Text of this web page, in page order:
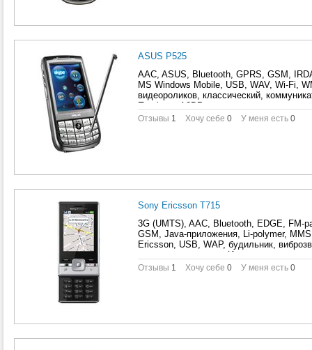
ASUS P525
AAC, ASUS, Bluetooth, GPRS, GSM,
MS Windows Mobile, USB, WAV, Wi-Fi,
видеороликов, классический,
Профиль A2DP, режим макросъемки,
Отзывы 1 Хочу себе 0 У меня есть 0
Sony Ericsson T715
3G (UMTS), AAC, Bluetooth, EDGE, FM-
GSM, Java-приложения, Li-polymer,
Ericsson, USB, WAP, будильник,
видеороликов, игры, Использование в
Камера для видеоконференций,
Отзывы 1 Хочу себе 0 У меня есть 0